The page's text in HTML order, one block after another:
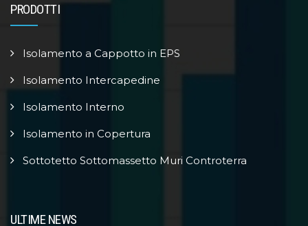
PRODOTTI
Isolamento a Cappotto in EPS
Isolamento Intercapedine
Isolamento Interno
Isolamento in Copertura
Sottotetto Sottomassetto Muri Controterra
ULTIME NEWS